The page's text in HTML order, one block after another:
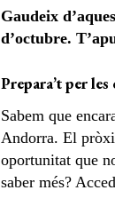
Gaudeix
d’octubre.
Prepara’t per
Sabem que
Andorra. El
oportunitat que
saber més?